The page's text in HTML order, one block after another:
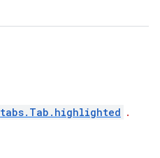
tabs.Tab.highlighted .